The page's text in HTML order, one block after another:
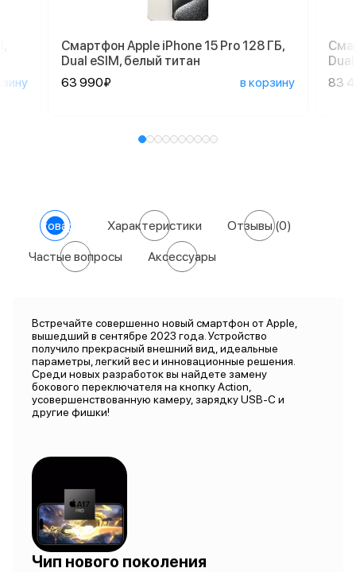
Смартфон Apple iPhone 15 Pro 128 ГБ,
Dual eSIM, белый титан
63 990₽
в корзину
83
О товаре Характеристики Отзывы(0)
Частые вопросы Аксессуары
Встречайте совершенно новый смартфон от Apple,
вышедший в сентябре 2023 года. Устройство
получило прекрасный внешний вид, идеальные
параметры, легкий вес и инновационные решения.
Среди новых разработок вы найдете замену
бокового переключателя на кнопку Action,
усовершенствованную камеру, зарядку USB-C и
другие фишки!
Чип нового поколения